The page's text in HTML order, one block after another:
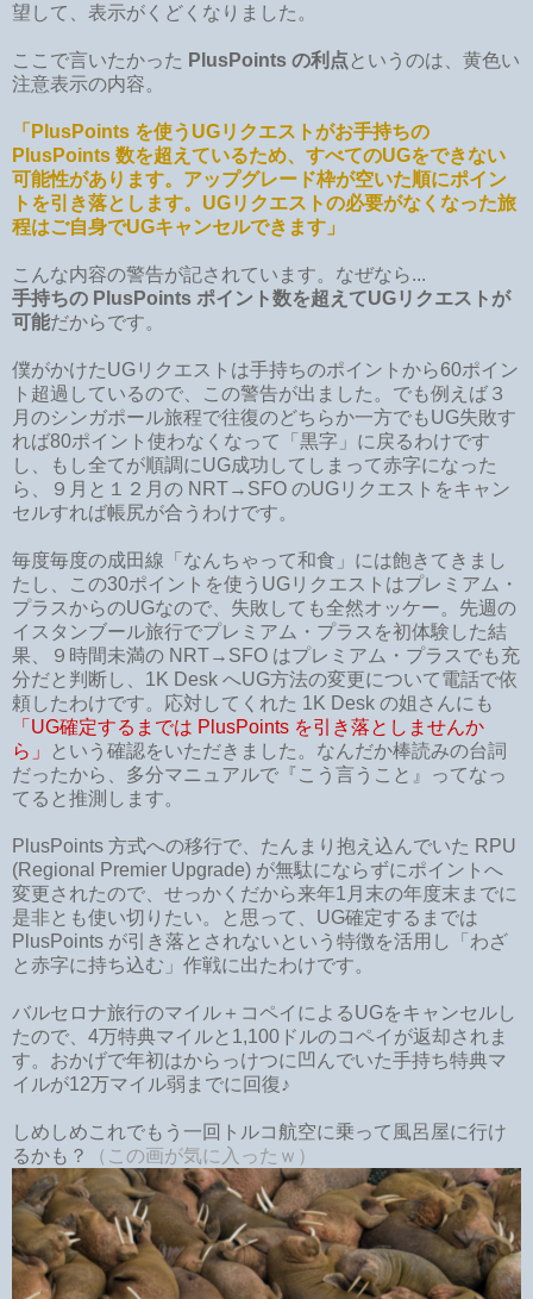
望して、表示がくどくなりました。
ここで言いたかった PlusPoints の利点 というのは、黄色い
注意表示の内容。
「PlusPoints を使うUGリクエストがお手持ちの
PlusPoints 数を超えているため、すべてのUGをできない
可能性があります。アップグレード枠が空いた順にポイン
トを引き落とします。UGリクエストの必要がなくなった旅
程はご自身でUGキャンセルできます」
こんな内容の警告が記されています。なぜなら...
手持ちの PlusPoints ポイント数を超えてUGリクエストが
可能だからです。
僕がかけたUGリクエストは手持ちのポイントから60ポイン
ト超過しているので、この警告が出ました。でも例えば３
月のシンガポール旅程で往復のどちらか一方でもUG失敗す
れば80ポイント使わなくなって「黒字」に戻るわけです
し、もし全てが順調にUG成功してしまって赤字になった
ら、９月と１２月の NRT→SFO のUGリクエストをキャン
セルすれば帳尻が合うわけです。
毎度毎度の成田線「なんちゃって和食」には飽きてきまし
たし、この30ポイントを使うUGリクエストはプレミアム・
プラスからのUGなので、失敗しても全然オッケー。先週の
イスタンブール旅行でプレミアム・プラスを初体験した結
果、９時間未満の NRT→SFO はプレミアム・プラスでも充
分だと判断し、1K Desk へUG方法の変更について電話で依
頼したわけです。応対してくれた 1K Desk の姐さんにも
「UG確定するまでは PlusPoints を引き落としませんか
ら」
という確認をいただきました。なんだか棒読みの台詞
だったから、多分マニュアルで『こう言うこと』ってなっ
てると推測します。
PlusPoints 方式への移行で、たんまり抱え込んでいた RPU
(Regional Premier Upgrade) が無駄にならずにポイントへ
変更されたので、せっかくだから来年1月末の年度末までに
是非とも使い切りたい。と思って、UG確定するまでは
PlusPoints が引き落とされないという特徴を活用し「わざ
と赤字に持ち込む」作戦に出たわけです。
バルセロナ旅行のマイル＋コペイによるUGをキャンセルし
たので、4万特典マイルと1,100ドルのコペイが返却されま
す。おかげで年初はからっけつに凹んでいた手持ち特典マ
イルが12万マイル弱までに回復♪
しめしめこれでもう一回トルコ航空に乗って風呂屋に行け
るかも？
（この画が気に入ったｗ）